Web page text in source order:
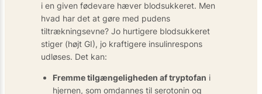
i en given fødevare hæver blodsukkeret. Men
hvad har det at gøre med pudens
tiltrækningsevne? Jo hurtigere blodsukkeret
stiger (højt GI), jo kraftigere insulinrespons
udløses. Det kan:
Fremme tilgængeligheden af tryptofan i
hjernen, som omdannes til serotonin og